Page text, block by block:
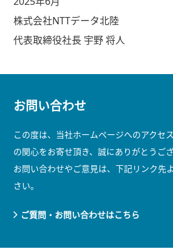
株式会社NTTデータ北陸
代表取締役社長 宇野 将人
お問い合わせ
この度は、当社ホームページへのアクセ
の関心をお寄せ頂き、誠にありがとうござ
お問い合わせやご意見は、下記リンク先
さい。
ご質問・お問い合わせはこちら